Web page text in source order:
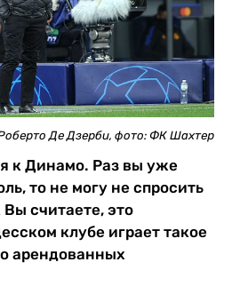
Де Дзерби, фото: ФК Шахтер
к Динамо. Раз вы уже
то не могу не спросить
считаете, это
клубе играет такое
арендованных